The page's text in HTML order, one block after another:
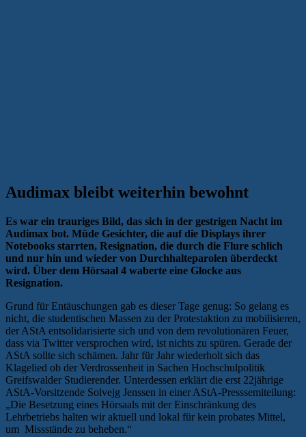
Audimax bleibt weiterhin bewohnt
Es war ein trauriges Bild, das sich in der gestrigen Nacht im
Audimax bot. Müde Gesichter, die auf die Displays ihrer
Notebooks starrten, Resignation, die durch die Flure schlich
und nur hin und wieder von Durchhalteparolen überdeckt
wird. Über dem Hörsaal 4 waberte eine Glocke aus
Resignation.
Grund für Entäuschungen gab es dieser Tage genug: So gelang es
nicht, die studentischen Massen zu der Protestaktion zu mobilisieren,
der AStA entsolidarisierte sich und von dem revolutionären Feuer,
dass via Twitter versprochen wird, ist nichts zu spüren. Gerade der
AStA sollte sich schämen. Jahr für Jahr wiederholt sich das
Klagelied ob der Verdrossenheit in Sachen Hochschulpolitik
Greifswalder Studierender. Unterdessen erklärt die erst 22jährige
AStA-Vorsitzende Solvejg Jenssen in einer AStA-Presssemiteilung:
„Die Besetzung eines Hörsaals mit der Einschränkung des
Lehrbetriebs halten wir aktuell und lokal für kein probates Mittel,
um Missstände zu beheben.“